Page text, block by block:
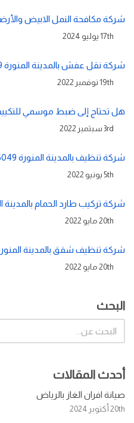
شركة مكافحة النمل الابيض
17th يوليو 2024
شركة نقل عفش بالمدينة المنورة 0567274119
19th نوفمبر 2022
هل تحتاج إلى ضبط موسمي
3rd سبتمبر 2022
شركة تنظيف بالمدينة المنورة 0501035049
5th يونيو 2022
شركة تركيب طارد الحمام بالمدينة
20th مايو 2022
شركة تنظيف شقق بالمدينة
20th مايو 2022
البحث
أحدث المقالات
صيانة افران الغاز بالرياض
20th أكتوبر 2024